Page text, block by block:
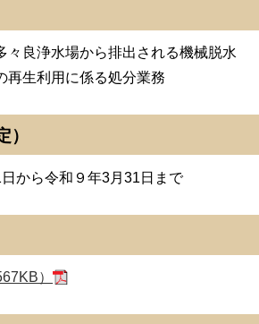
々良浄水場から排出される機械脱水
再生利用に係る処分業務
）
から令和９年3月31日まで
）